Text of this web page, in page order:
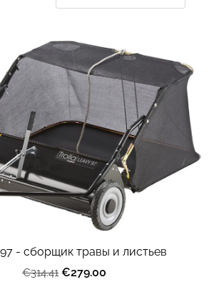
97 - сборщик травы и листьев
€314.41 €279.00